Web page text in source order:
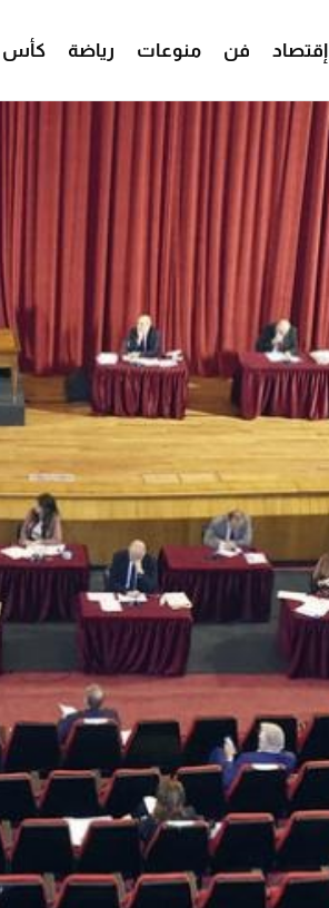
إقتصاد فن منوعات رياضة كأس